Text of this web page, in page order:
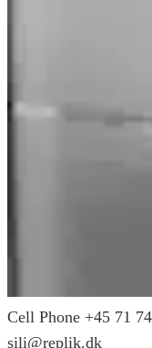
Cell Phone +45 71
sili@replik.dk